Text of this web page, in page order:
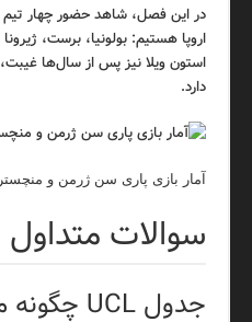
در این فصل، شاهد حضور چهار تیم
اروپا هستیم: بولونیا، برست،
استون ویلا نیز پس از سال‌ها
دارد.
آمار بازی پاری سن ژرمن و
سوالات متداول
جدول UCL چگونه محاسبه می شود؟